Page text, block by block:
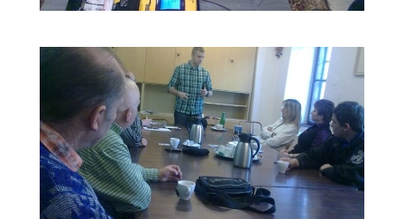
ŠKOLENÍ LIFEPACK 2011_7